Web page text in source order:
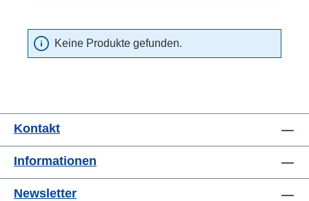
Keine Produkte gefunden.
Kontakt
Informationen
Newsletter